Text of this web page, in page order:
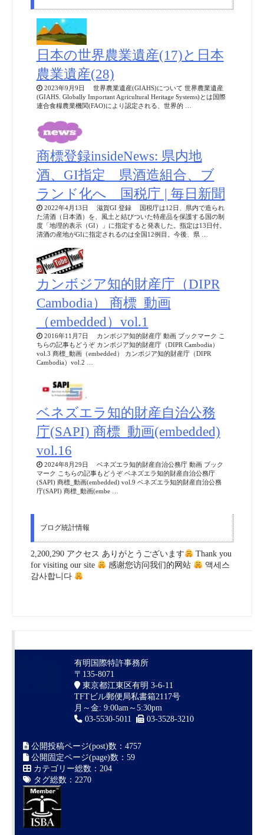
日本の世界農業遺産(17)と日本
農業遺産(28)
2023年9月9日 世界農業遺産(GIAHS)について 世界農業遺産
(GIAHS. Globally Important Agricultural Heritage Systems)とは国際
連合食糧農業機関(FAO)により認定される、世界的 …
商標登録insideNews: 県内地
酒、GI指定 県酒造組合、ブ
ランド化へ 国税庁 | 毎日新聞
2022年4月13日 滋賀GI 登録 国税庁は12日、県内で造られ
た清酒（日本酒）を、風土と結びついた特産品を保護する国の制
度「地理的表示（GI）」に指定すると発表した。指定は13日付。
清酒の産地がGIに指定されるのは全国12例目。今後、県 …
カンボジア知的財産庁（DIPR
Cambodia） 商標_動画
（embedded）vol.1
2016年11月7日 カンボジア知的財産庁 動画 ブックマーク こ
ちらの記事もどうぞ カンボジア知的財産庁（DIPR Cambodia）
vol.3 商標_動画（embedded） カンボジア知的財産庁（DIPR
Cambodia）vol.2 …
ベネズエラ知的財産自治公務
庁(SAPI) 商標_動画(embedded)
vol.16
2024年8月29日 ベネズエラ知的財産自治公務庁 動画 ブック
マーク こちらの記事もどうぞ ベネズエラ知的財産自治公務庁
(SAPI) 商標_動画(embedded) vol.9 ベネズエラ知的財産自治公務
庁(SAPI) 商標_動画(embe …
ブログ統計情報
2,200,290 アクセス ありがとうございます
Thank you
for visiting our site
感谢您访问我们的网站
액세스
감사합니다
有明国際特許事務所
〒135-8071
東京都江東区有明 3-6-11
TFTビル郵便局私書箱2117号
月～金: 9:00am～5:30pm
03-5530-5011
03-3528-3210
公開投稿ページ(post)数：4757
公開固定ページ(page)数：59
カテゴリー総数：204
タグ総数：2270